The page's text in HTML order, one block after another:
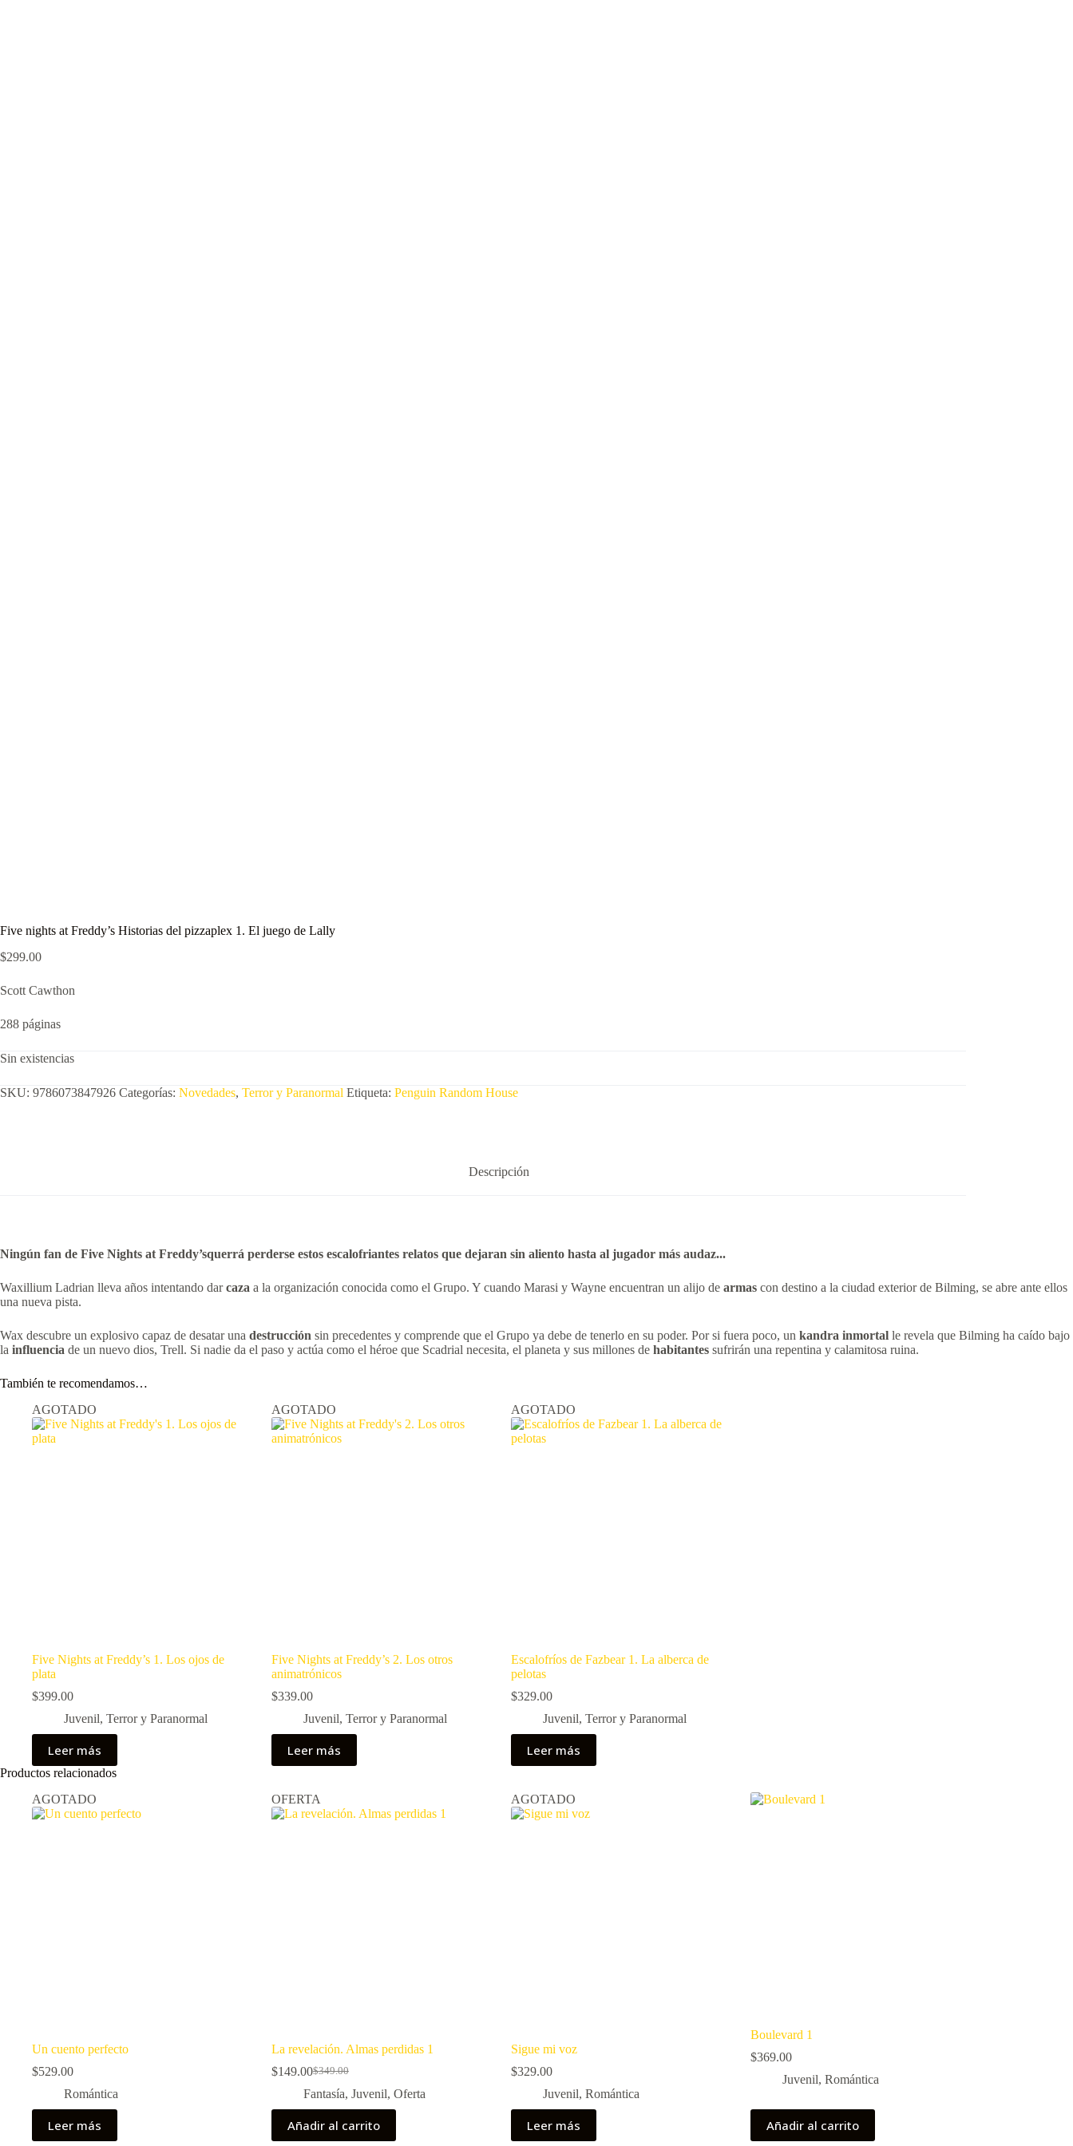
Five nights at Freddy’s Historias del pizzaplex 1. El juego de Lally
$299.00
Scott Cawthon
288 páginas
Sin existencias
SKU: 9786073847926 Categorías: Novedades, Terror y Paranormal Etiqueta: Penguin Random House
Descripción
Ningún fan de Five Nights at Freddy’squerrá perderse estos escalofriantes relatos que dejaran sin aliento hasta al jugador más audaz...
Waxillium Ladrian lleva años intentando darcaza a la organización conocida como el Grupo. Y cuando Marasi y Wayne encuentran un alijo de armas con destino a la ciudad exterior de Bilming, se abre ante ellos
una nueva pista.
Wax descubre un explosivo capaz de desatar una destrucción sin precedentes y comprende que el Grupo ya debe de tenerlo en su poder. Por si fuera poco, un kandra inmortal le revela que Bilming ha caído bajo
la influencia de un nuevo dios, Trell. Si nadie da el paso y actúa como el héroe que Scadrial necesita, el planeta y sus millones de habitantes sufrirán una repentina y calamitosa ruina.
También te recomendamos…
AGOTADO
Five Nights at Freddy’s 1. Los ojos de
plata
$399.00
Juvenil, Terror y Paranormal
Leer más
AGOTADO
Five Nights at Freddy’s 2. Los otros
animatrónicos
$339.00
Juvenil, Terror y Paranormal
Leer más
AGOTADO
Escalofríos de Fazbear 1. La alberca de
pelotas
$329.00
Juvenil, Terror y Paranormal
Leer más
Productos relacionados
AGOTADO
Un cuento perfecto
$529.00
Romántica
Leer más
OFERTA
La revelación. Almas perdidas 1
$349.00
El
precio
era:
$349.00.
$149.00El
precio
es:
$149.00.
Fantasía, Juvenil, Oferta
Añadir al carrito
AGOTADO
Sigue mi voz
$329.00
Juvenil, Romántica
Leer más
Boulevard 1
$369.00
Juvenil, Romántica
Añadir al carrito